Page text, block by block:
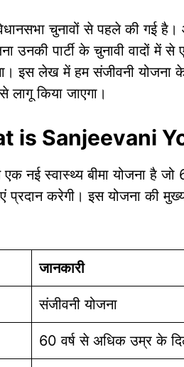
चुनावों से पहले की गई है।
उनकी पार्टी के चुनावी वादों में
इस लेख में हम संजीवनी योजना
किया जाएगा।
is Sanjeevani
एक नई स्वास्थ्य बीमा योजना है
प्रदान करेगी। इस योजना की
जानकारी
संजीवनी योजना
60 वर्ष से अधिक उम्र के